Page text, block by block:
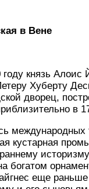
в Вене
году князь
Хуберту
дворец,
в
международных
кустарная
богатом
еще